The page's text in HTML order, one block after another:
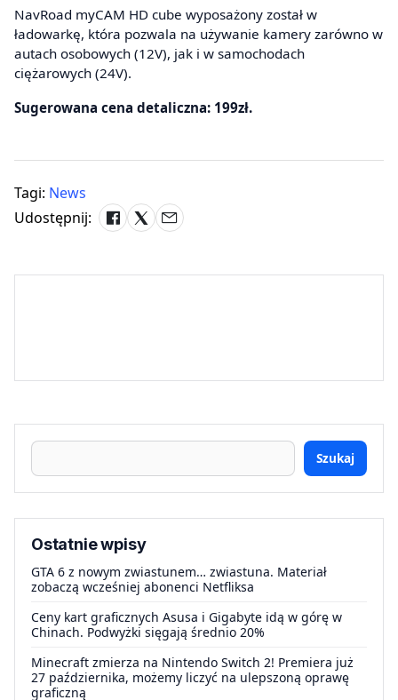
NavRoad myCAM HD cube wyposażony został w
ładowarkę, która pozwala na używanie kamery zarówno w
autach osobowych (12V), jak i w samochodach
ciężarowych (24V).
Sugerowana cena detaliczna: 199zł.
Tagi: News
Udostępnij:
Szukaj
Ostatnie wpisy
GTA 6 z nowym zwiastunem… zwiastuna. Materiał
zobaczą wcześniej abonenci Netfliksa
Ceny kart graficznych Asusa i Gigabyte idą w górę w
Chinach. Podwyżki sięgają średnio 20%
Minecraft zmierza na Nintendo Switch 2! Premiera już
27 października, możemy liczyć na ulepszoną oprawę
graficzną